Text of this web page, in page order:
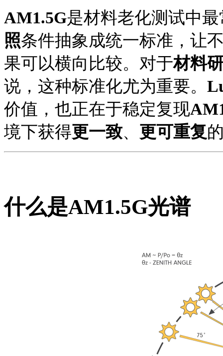
AM1.5G是材料老化测试中
照条件抽象成统一标准，让
果可以横向比较。对于材料
说，这种标准化尤为重要。
价值，也正在于稳定复现
境下获得更一致、 更可重复
什么是AM1.5G光谱